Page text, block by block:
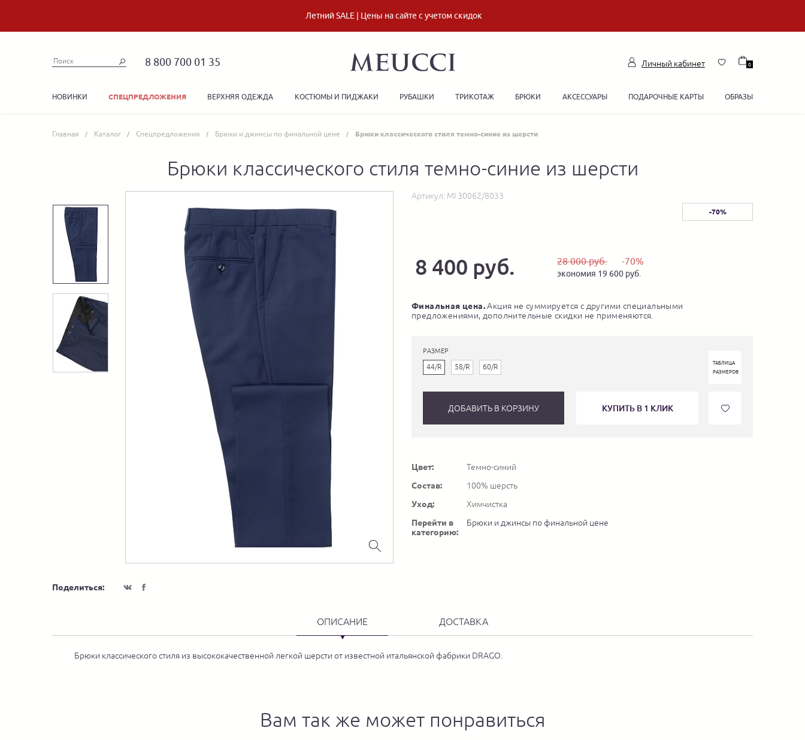
Летний SALE | Цены на сайте с учетом скидок
8 800 700 01 35 Личный кабинет 0
НОВИНКИ СПЕЦПРЕДЛОЖЕНИЯ ВЕРХНЯЯ ОДЕЖДА КОСТЮМЫ И ПИДЖАКИ РУБАШКИ ТРИКОТАЖ БРЮКИ АКСЕССУАРЫ ПОДАРОЧНЫЕ КАРТЫ ОБРАЗЫ
Главная Каталог Спецпредложения Брюки и джинсы по финальной цене Брюки классического стиля темно-синие из шерсти
Брюки классического стиля темно-синие из шерсти
Поделиться:
Артикул: MI 30062/8033
-70%
8 400 руб. 28 000 руб. -70%
экономия 19 600 руб.
Финальная цена.Акция не суммируется с другими специальными
предложениями, дополнительные скидки не применяются.
РАЗМЕР
44/R 58/R 60/R
ТАБЛИЦА
РАЗМЕРОВ
ДОБАВИТЬ В КОРЗИНУ КУПИТЬ В 1 КЛИК
Цвет:
Темно-синий
Состав:
100% шерсть
Уход:
Химчистка
Перейти в
категорию:
Брюки и джинсы по финальной цене
ОПИСАНИЕ ДОСТАВКА
Брюки классического стиля из высококачественной легкой шерсти от известной итальянской фабрики DRAGO.
Вам так же может понравиться